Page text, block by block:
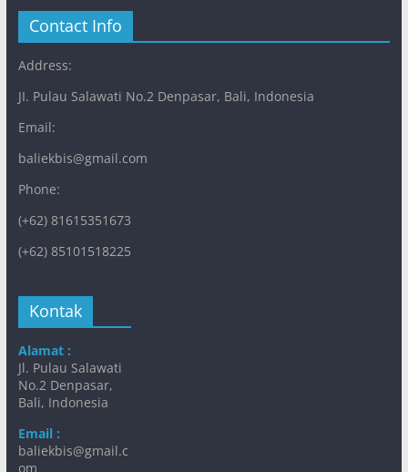
Contact Info
Address:
JI. Pulau Salawati No.2 Denpasar, Bali, Indonesia
Email:
baliekbis@gmail.com
Phone:
(+62) 81615351673
(+62) 85101518225
Kontak
Alamat :
Jl. Pulau Salawati
No.2 Denpasar,
Bali, Indonesia
Email :
baliekbis@gmail.c
om